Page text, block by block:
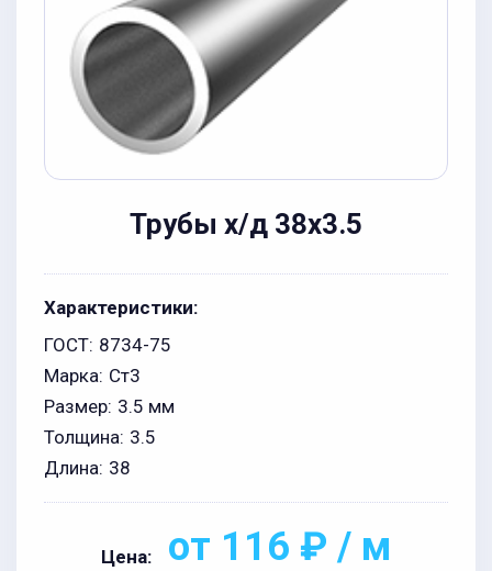
Трубы х/д 38x3.5
Характеристики:
ГОСТ: 8734-75
Марка: Ст3
Размер: 3.5 мм
Толщина: 3.5
Длина: 38
Цена: от 116 ₽ / м